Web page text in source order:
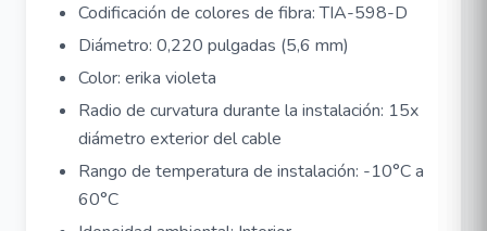
Codificación de colores de fibra: TIA-598-D
Diámetro: 0,220 pulgadas (5,6 mm)
Color: erika violeta
Radio de curvatura durante la instalación: 15x
diámetro exterior del cable
Rango de temperatura de instalación: -10°C a
60°C